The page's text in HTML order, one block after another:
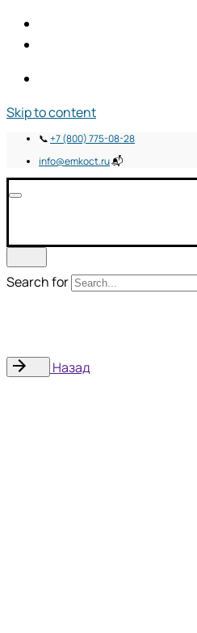
Skip to content
📞+7 (800) 775-08-28
info@emkoct.ru📬
Search for
Назад